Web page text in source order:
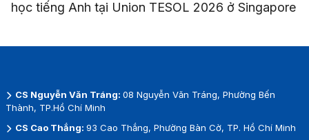
học tiếng Anh tại Union TESOL 2026 ở Singapore
CS Nguyễn Văn Tráng: 08 Nguyễn Văn Tráng, Phường Bến
Thành, TP.Hồ Chí Minh
CS Cao Thắng: 93 Cao Thắng, Phường Bàn Cờ, TP. Hồ Chí Minh